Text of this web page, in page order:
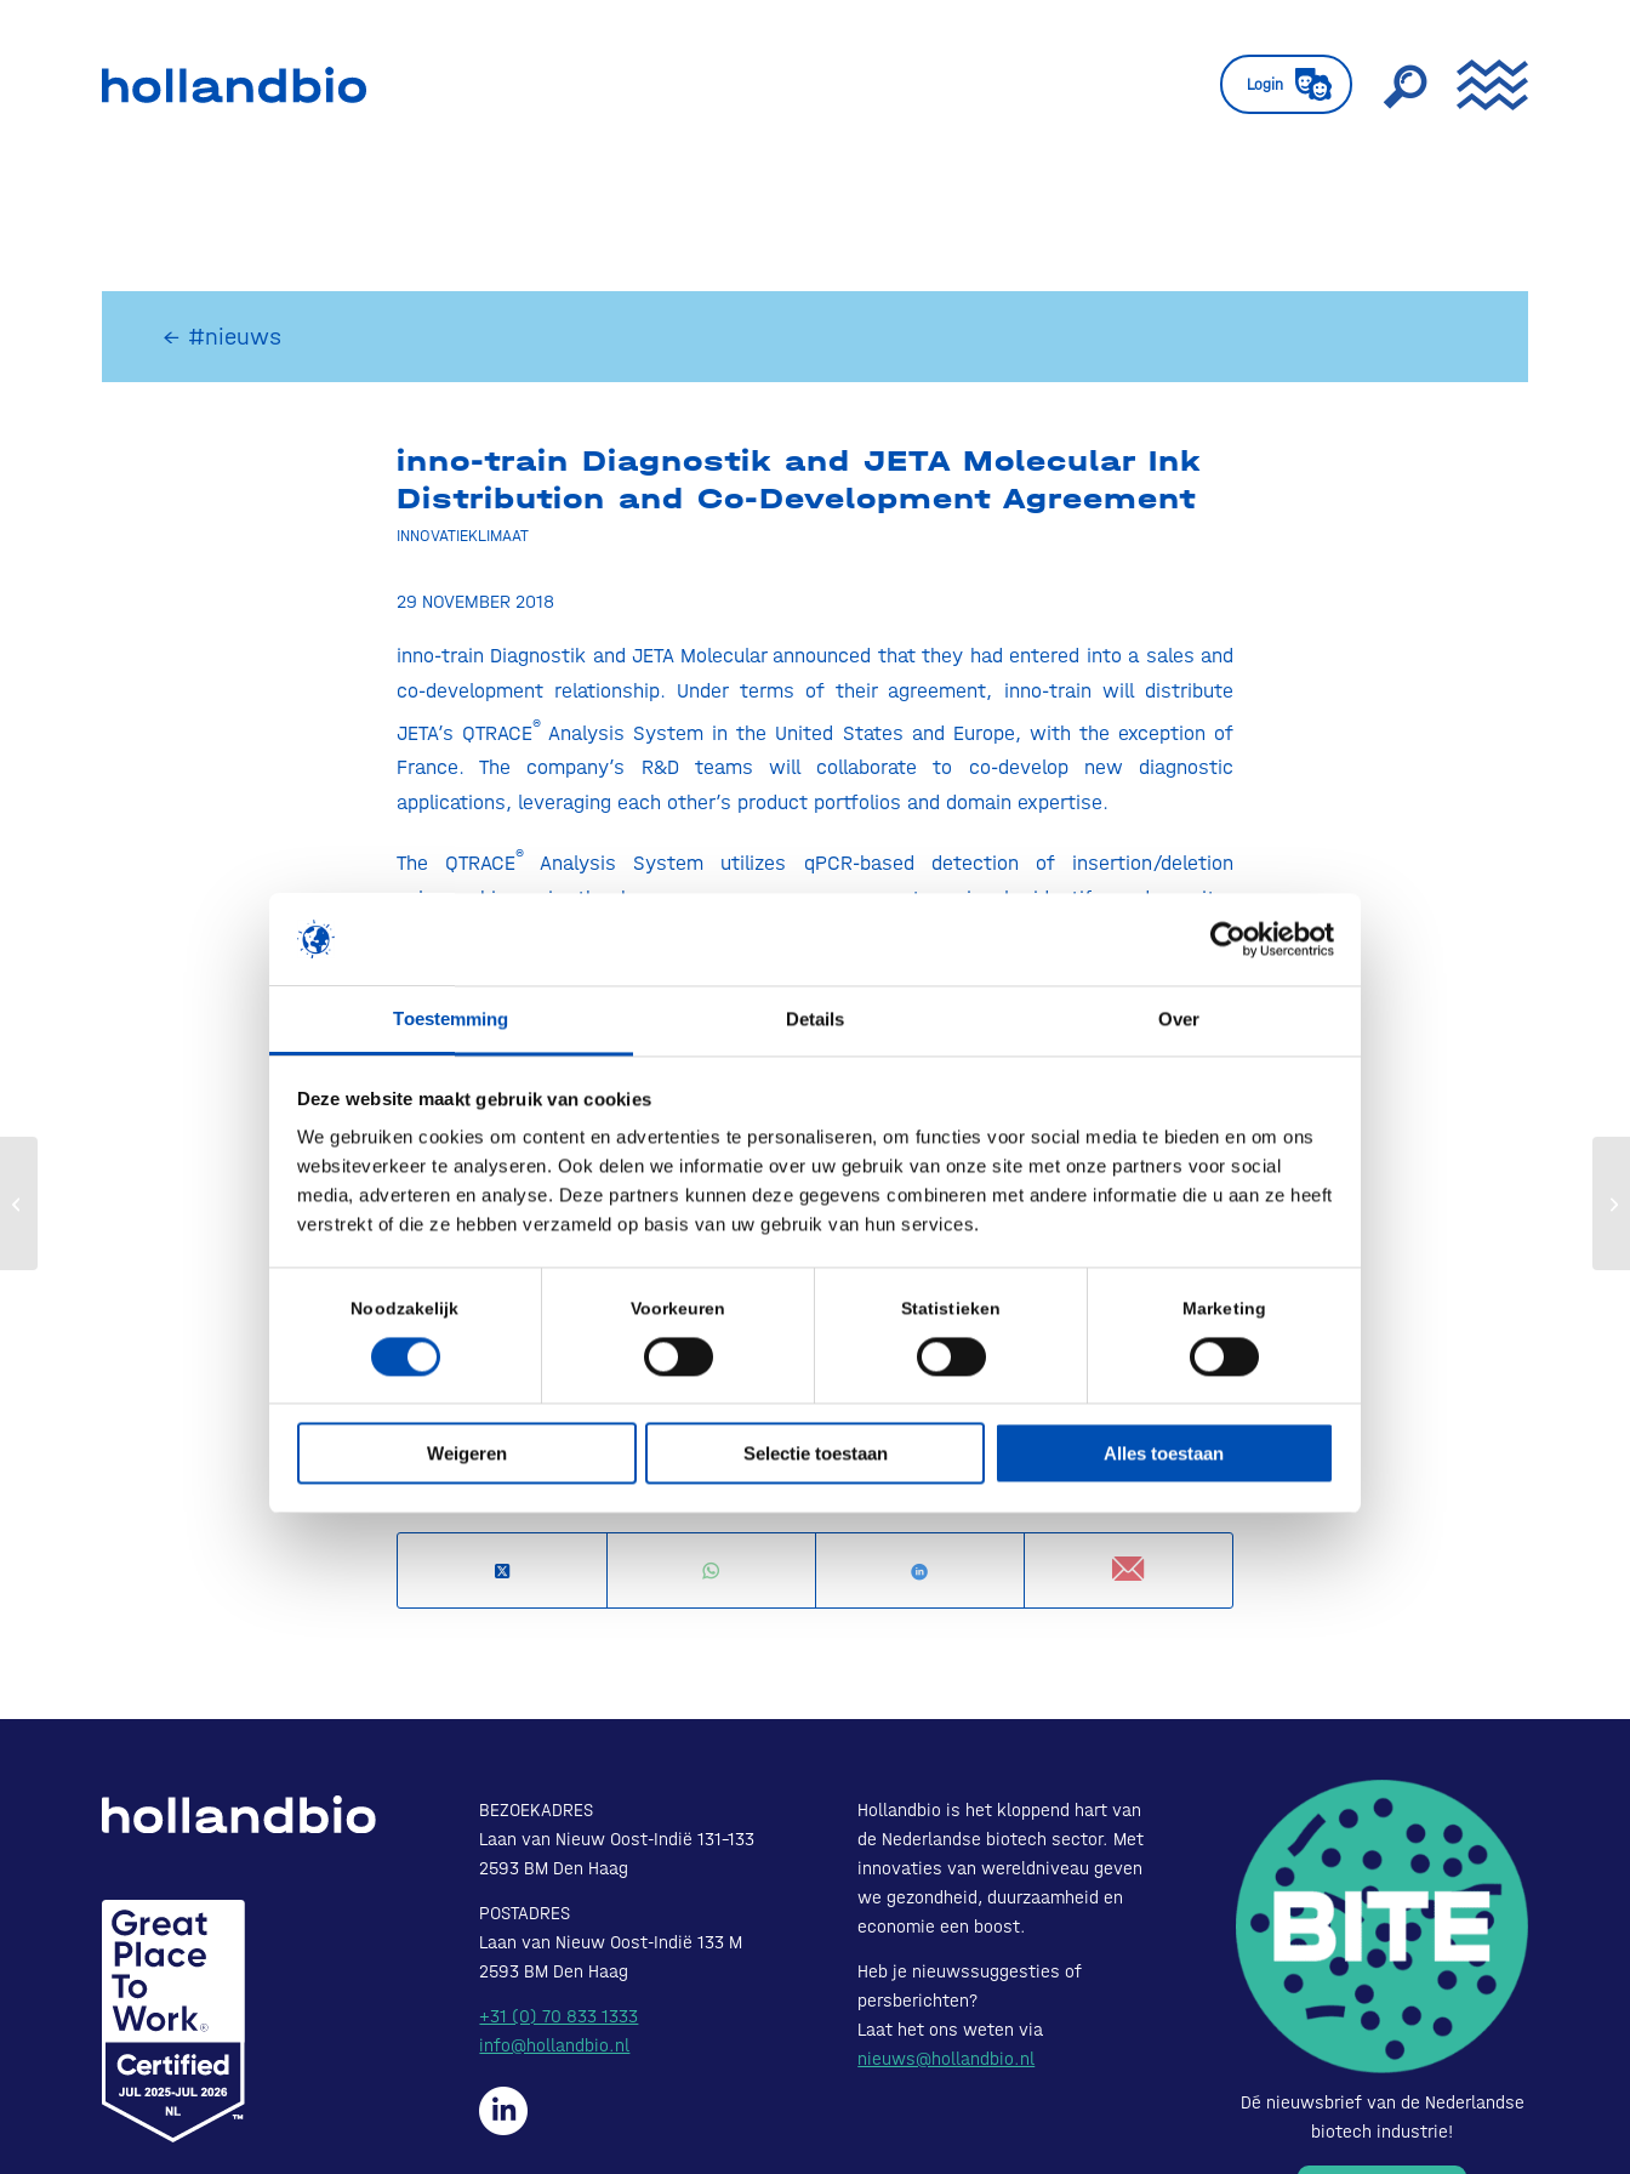
Toestemming Details Over
Deze website maakt gebruik van cookies
We gebruiken cookies om content en advertenties te personaliseren, om functies voor social media te bieden en om ons
websiteverkeer te analyseren. Ook delen we informatie over uw gebruik van onze site met onze partners voor social
media, adverteren en analyse. Deze partners kunnen deze gegevens combineren met andere informatie die u aan ze heeft
verstrekt of die ze hebben verzameld op basis van uw gebruik van hun services.
Noodzakelijk Voorkeuren Statistieken Marketing
Weigeren Selectie toestaan Alles toestaan
Login
← #nieuws
inno-train Diagnostik and JETA Molecular Ink
Distribution and Co-Development Agreement
INNOVATIEKLIMAAT
29 NOVEMBER 2018
inno-train Diagnostik and JETA Molecular announced that they had entered into a sales and
co-development relationship. Under terms of their agreement, inno-train will distribute
JETA’s QTRACE® Analysis System in the United States and Europe, with the exception of
France. The company’s R&D teams will collaborate to co-develop new diagnostic
applications, leveraging each other’s product portfolios and domain expertise.
The QTRACE® Analysis System utilizes qPCR-based detection of insertion/deletion
polymorphisms in the human genome as a means to uniquely identify and monitor
Doug Bost, CEO of JETA Molecular noted, “This agreement will ensure broader access to
our products globally, while locally, JETA will remain focused on delivering innovative
products to the transplantation and transfusion communities. Partnering with inno-train
gives JETA the unique opportunity to collaboratively build a suite of turnkey diagnostic
applications, addressing current unmet needs in clinical testing labs.”
Stephan Jacobs, VP of inno-train Inc. stated, “We are looking forward to this new
collaboration expanding inno-train’s product portfolio by combining molecular pre- and post-
Source:
BEZOEKADRES
Laan van Nieuw Oost-Indië 131-133
2593 BM Den Haag
POSTADRES
Laan van Nieuw Oost-Indië 133 M
2593 BM Den Haag
+31 (0) 70 833 1333
info@hollandbio.nl
Hollandbio is het kloppend hart van
de Nederlandse biotech sector. Met
innovaties van wereldniveau geven
we gezondheid, duurzaamheid en
economie een boost.
Heb je nieuwssuggesties of
persberichten?
Laat het ons weten via
nieuws@hollandbio.nl
Dé nieuwsbrief van de Nederlandse
biotech industrie!
Investering voor MyLife Technologies